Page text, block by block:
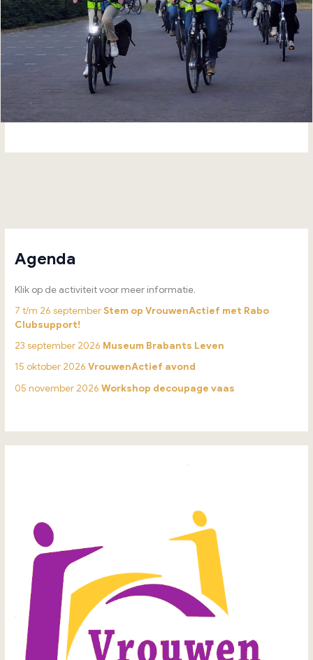
Agenda
Klik op de activiteit voor meer informatie.
7 t/m 26 septemberStem op VrouwenActief met Rabo
Clubsupport!
23 september 2026 Museum Brabants Leven
15 oktober 2026VrouwenActief avond
05 november 2026Workshop decoupage vaas